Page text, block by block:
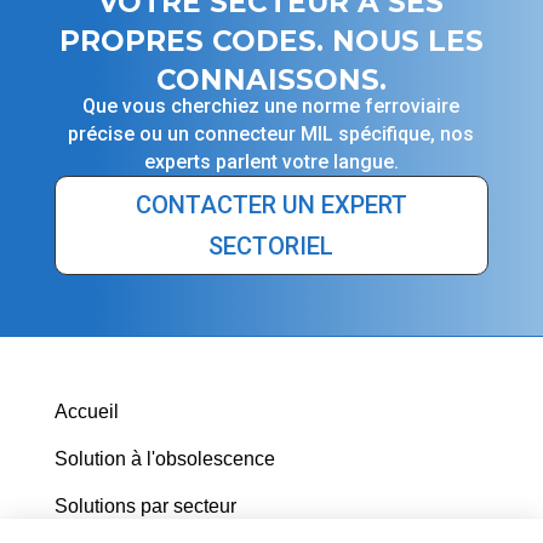
PROPRES CODES. NOUS LES
CONNAISSONS.
Que vous cherchiez une norme ferroviaire
précise ou un connecteur MIL spécifique, nos
experts parlent votre langue.
CONTACTER UN EXPERT
SECTORIEL
Accueil
Solution à l'obsolescence
Solutions par secteur